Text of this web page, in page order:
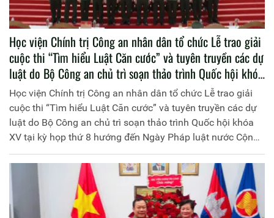
Học viện Chính trị Công an nhân dân tổ chức Lễ trao giải
cuộc thi “Tìm hiểu Luật Căn cước” và tuyên truyền các dự
luật do Bộ Công an chủ trì soạn thảo trình Quốc hội khóa
XV tại kỳ họp thứ 8 hướng đến Ngày Pháp luật nước
Cộng hòa xã hội chủ nghĩa Việt Nam (09/11/2024)
Học viện Chính trị Công an nhân dân tổ chức Lễ trao giải
cuộc thi “Tìm hiểu Luật Căn cước” và tuyên truyền các dự
luật do Bộ Công an chủ trì soạn thảo trình Quốc hội khóa
XV tại kỳ họp thứ 8 hướng đến Ngày Pháp luật nước Cộng
hòa xã hội chủ nghĩa Việt Nam (09/11/2024)